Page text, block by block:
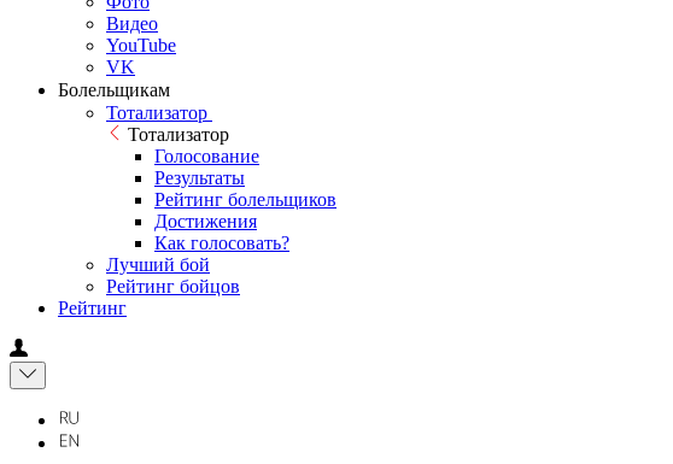
Видео
YouTube
VK
Болельщикам
Тотализатор
Тотализатор
Голосование
Результаты
Рейтинг болельщиков
Достижения
Как голосовать?
Лучший бой
Рейтинг бойцов
Рейтинг